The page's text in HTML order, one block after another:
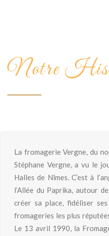
Notre
La fromagerie Vergne, du
Stéphane Vergne, a vu le
Halles de Nîmes. C’est à
l’Allée du Paprika, autour
créer sa place, fidéliser
fromageries les plus
Le 13 avril 1990, la